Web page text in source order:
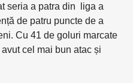
seria a patra din liga a
de patru puncte de a
Cu 41 de goluri marcate
cel mai bun atac și